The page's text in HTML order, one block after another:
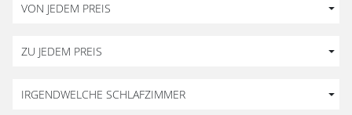
VON JEDEM PREIS
ZU JEDEM PREIS
IRGENDWELCHE SCHLAFZIMMER